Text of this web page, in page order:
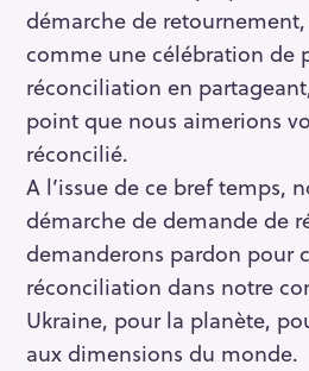
démarche de
comme une célébration de
réconciliation en
point que nous aimerions
réconcilié.
A l’issue de ce bref temps,
démarche de demande de
demanderons pardon pour
réconciliation dans notre
Ukraine, pour la planète,
aux dimensions du monde.